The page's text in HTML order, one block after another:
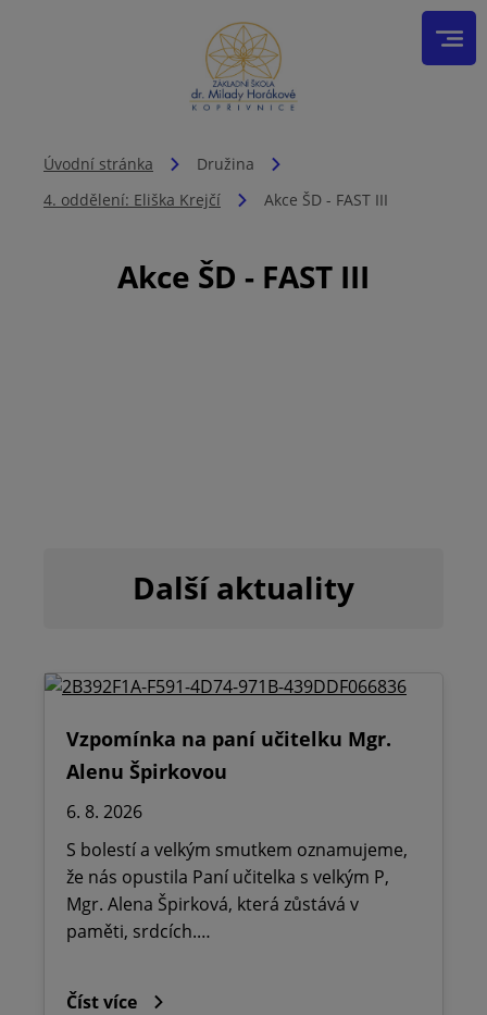
Úvodní stránka
Družina
4. oddělení: Eliška Krejčí
Akce ŠD - FAST III
Akce ŠD - FAST III
Další aktuality
Vzpomínka na paní učitelku Mgr.
Alenu Špirkovou
6. 8. 2026
S bolestí a velkým smutkem oznamujeme,
že nás opustila Paní učitelka s velkým P,
Mgr. Alena Špirková, která zůstává v
paměti, srdcích.…
Číst více